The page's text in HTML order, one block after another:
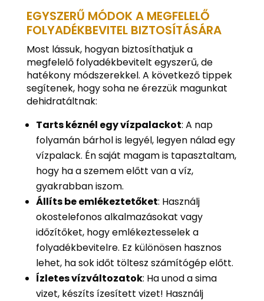
EGYSZERŰ MÓDOK A MEGFELELŐ
FOLYADÉKBEVITEL BIZTOSÍTÁSÁRA
Most lássuk, hogyan biztosíthatjuk a
megfelelő folyadékbevitelt egyszerű, de
hatékony módszerekkel. A következő tippek
segítenek, hogy soha ne érezzük magunkat
dehidratáltnak:
Tarts kéznél egy vízpalackot: A nap
folyamán bárhol is legyél, legyen nálad egy
vízpalack. Én saját magam is tapasztaltam,
hogy ha a szemem előtt van a víz,
gyakrabban iszom.
Állíts be emlékeztetőket: Használj
okostelefonos alkalmazásokat vagy
időzítőket, hogy emlékeztesselek a
folyadékbevitelre. Ez különösen hasznos
lehet, ha sok időt töltesz számítógép előtt.
Ízletes vízváltozatok: Ha unod a sima
vizet, készíts ízesített vizet! Használj